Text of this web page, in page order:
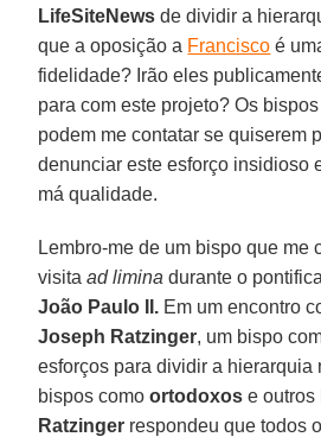
LifeSiteNews de dividir a
que a oposição a Francisco é
fidelidade? Irão eles
para com este projeto? Os
podem me contatar se quiserem
denunciar este esforço insidioso
má qualidade.
Lembro-me de um bispo que me
visitaad limina durante o
João Paulo II. Em um encontro
Joseph Ratzinger, um bispo
esforços para dividir a hierarquia
bispos comoortodoxos e outros
Ratzinger respondeu que todos